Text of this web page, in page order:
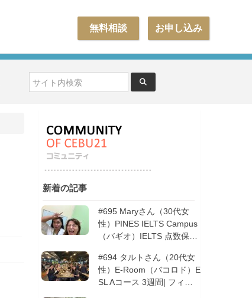
お申し込み
無料相談
新着の記事
#695 Maryさん（30代女
性）PINES IELTS Campus
（バギオ）IELTS 点数保証
#694 タルトさん（20代女
性）E-Room（バコロド）E
SL Aコース 3週間| フィリ